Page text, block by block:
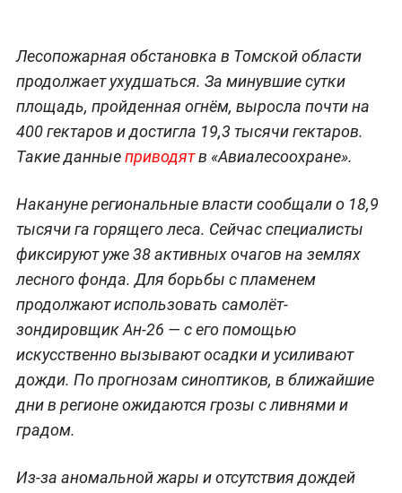
Лесопожарная обстановка в Томской области
продолжает ухудшаться. За минувшие сутки
площадь, пройденная огнём, выросла почти на
400 гектаров и достигла 19,3 тысячи гектаров.
Такие данныеприводятв «Авиалесоохране».
Накануне региональные власти сообщали о 18,9
тысячи га горящего леса. Сейчас специалисты
фиксируют уже 38 активных очагов на землях
лесного фонда. Для борьбы с пламенем
продолжают использовать самолёт-
зондировщик Ан-26 — с его помощью
искусственно вызывают осадки и усиливают
дожди. По прогнозам синоптиков, в ближайшие
дни в регионе ожидаются грозы с ливнями и
градом.
Из-за аномальной жары и отсутствия дождей